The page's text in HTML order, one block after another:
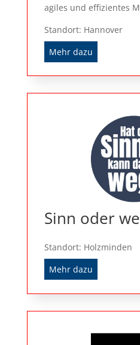
agiles und effizientes
Standort: Hannover
Mehr dazu
Sinn oder
Standort: Holzminden
Mehr dazu